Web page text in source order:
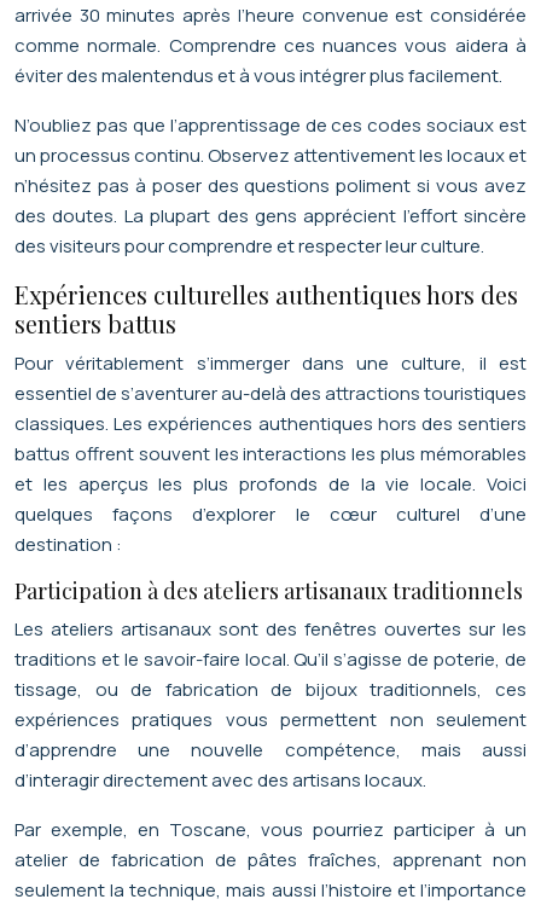
arrivée 30 minutes après l’heure convenue est considérée
comme normale. Comprendre ces nuances vous aidera à
éviter des malentendus et à vous intégrer plus facilement.
N’oubliez pas que l’apprentissage de ces codes sociaux est
un processus continu. Observez attentivement les locaux et
n’hésitez pas à poser des questions poliment si vous avez
des doutes. La plupart des gens apprécient l’effort sincère
des visiteurs pour comprendre et respecter leur culture.
Expériences culturelles authentiques hors des
sentiers battus
Pour véritablement s’immerger dans une culture, il est
essentiel de s’aventurer au-delà des attractions touristiques
classiques. Les expériences authentiques hors des sentiers
battus offrent souvent les interactions les plus mémorables
et les aperçus les plus profonds de la vie locale. Voici
quelques façons d’explorer le cœur culturel d’une
destination :
Participation à des ateliers artisanaux traditionnels
Les ateliers artisanaux sont des fenêtres ouvertes sur les
traditions et le savoir-faire local. Qu’il s’agisse de poterie, de
tissage, ou de fabrication de bijoux traditionnels, ces
expériences pratiques vous permettent non seulement
d’apprendre une nouvelle compétence, mais aussi
d’interagir directement avec des artisans locaux.
Par exemple, en Toscane, vous pourriez participer à un
atelier de fabrication de pâtes fraîches, apprenant non
seulement la technique, mais aussi l’histoire et l’importance